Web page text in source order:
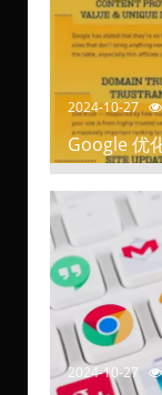
2024-10-27
Google 优
关键
2024-10-27